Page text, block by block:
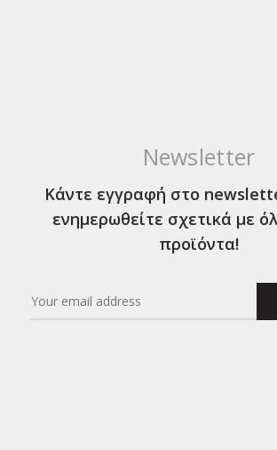
Newsletter
Κάντε εγγραφή στο
ενημερωθείτε σχετικά με
προϊόντα!